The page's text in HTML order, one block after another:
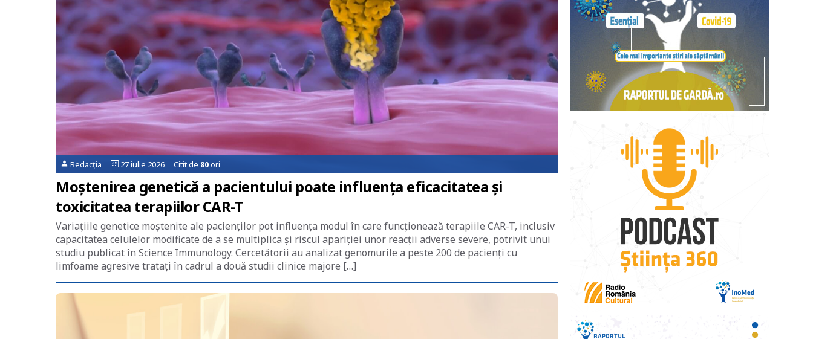
Redacția 27 iulie 2026 Citit de 80ori
Moștenirea genetică a pacientului poate influența eficacitatea și
toxicitatea terapiilor CAR-T
Variațiile genetice moștenite ale pacienților pot influența modul în care funcționează terapiile CAR-T, inclusiv
capacitatea celulelor modificate de a se multiplica și riscul apariției unor reacții adverse severe, potrivit unui
studiu publicat în Science Immunology. Cercetătorii au analizat genomurile a peste 200 de pacienți cu
limfoame agresive tratați în cadrul a două studii clinice majore […]